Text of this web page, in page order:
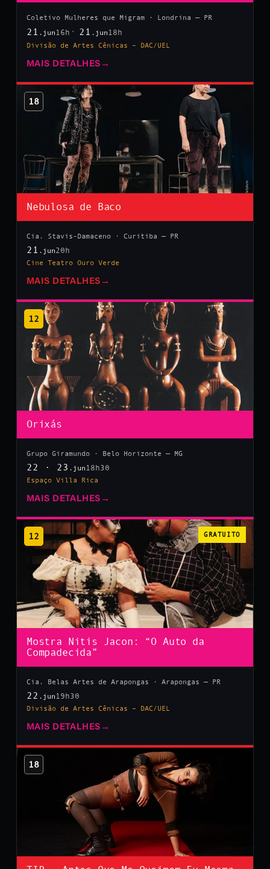
Coletivo Mulheres que Migram · Londrina — PR
21 .jun 16h 21 .jun 18h
Divisão de Artes Cênicas – DAC/UEL
MAIS DETALHES →
18
Nebulosa de Baco
Cia. Stavis-Damaceno · Curitiba — PR
21 .jun20h
Cine Teatro Ouro Verde
MAIS DETALHES →
12
Orixás
Grupo Giramundo · Belo Horizonte — MG
22 · 23 .jun 18h30
Espaço Villa Rica
MAIS DETALHES →
12 GRATUITO
Mostra Nitis Jacon: “O Auto da
Compadecida”
Cia. Belas Artes de Arapongas · Arapongas — PR
22 .jun 19h30
Divisão de Artes Cênicas – DAC/UEL
MAIS DETALHES →
18